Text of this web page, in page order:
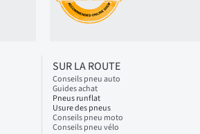
SUR LA ROUTE
Conseils pneu auto
Guides achat
Pneus runflat
Usure des pneus
Conseils pneu moto
Conseils pneu vélo